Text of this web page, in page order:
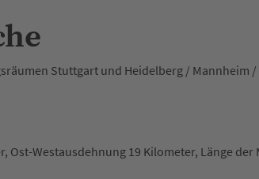
Stuttgart und Heidelberg / Mannheim
Ost-Westausdehnung 19 Kilometer, Länge der